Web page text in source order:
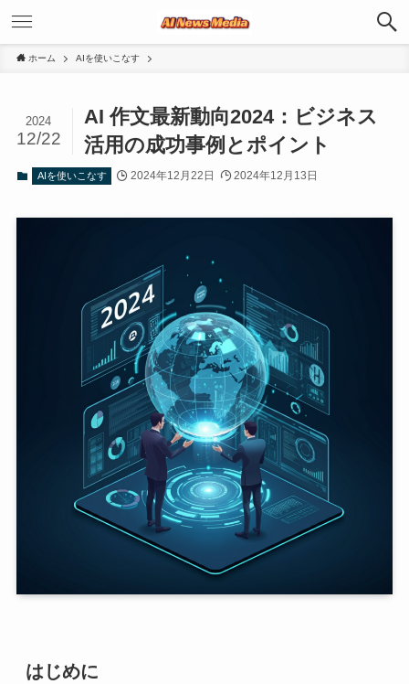
ホーム AIを使いこなす
AI 作文最新動向2024：ビジネス
活用の成功事例とポイント
2024
12/22
AIを使いこなす 2024年12月22日 2024年12月13日
はじめに